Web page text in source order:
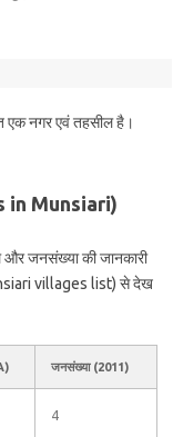
एक नगर एवं तहसील है।
in Munsiari)
और जनसंख्या की जानकारी
villages list) से देख
जनसंख्या (2011)
4